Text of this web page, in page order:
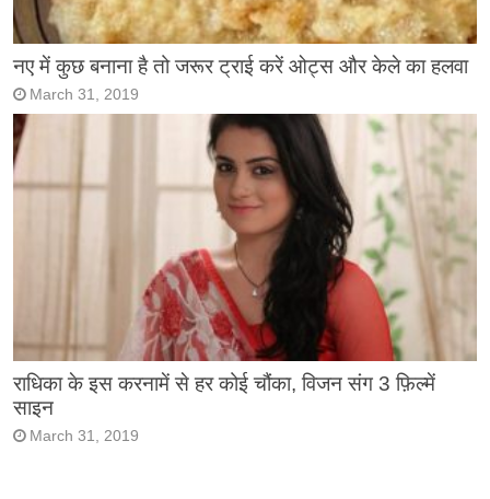
नए में कुछ बनाना है तो जरूर ट्राई करें ओट्स और केले का हलवा
March 31, 2019
राधिका के इस करनामें से हर कोई चौंका, विजन संग 3 फ़िल्में
साइन
March 31, 2019